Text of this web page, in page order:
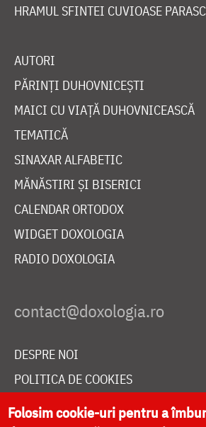
HRAMUL SFINTEI CUVIOASE
AUTORI
PĂRINȚI DUHOVNICEȘTI
MAICI CU VIAȚĂ DUHOVNICEASCĂ
TEMATICĂ
SINAXAR ALFABETIC
MĂNĂSTIRI ȘI BISERICI
CALENDAR ORTODOX
WIDGET DOXOLOGIA
RADIO DOXOLOGIA
DESPRE NOI
POLITICA DE COOKIES
DONEAZĂ ONLINE PENTRU
Folosim cookie-uri pentru a